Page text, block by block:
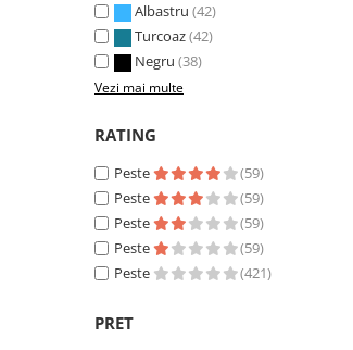
Albastru (42)
Turcoaz(42)
Negru (38)
Vezi mai multe
RATING
Peste
(59)
Peste
(59)
Peste
(59)
Peste
(59)
Peste
(421)
PRET